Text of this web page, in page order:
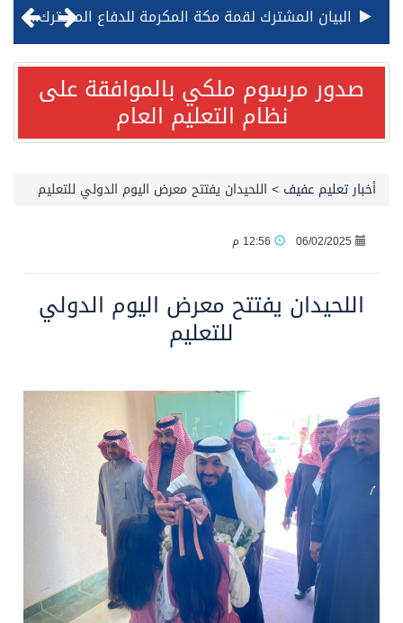
صدور مرسوم ملكي بالموافقة على نظام التعليم العام
الهيئة العامة للأمن الغذائي تكثف جهودها للحد من الفقد والهدر الغذائي خلال موسم حج 1447هـ
محافظ عفيف يؤدي صلاة عيد الأضحى
صدور مرسوم ملكي بالموافقة على
نظام التعليم العام
أخبار تعليم عفيف > اللحيدان يفتتح معرض اليوم الدولي للتعليم
06/02/2025
اللحيدان يفتتح معرض اليوم الدولي
للتعليم